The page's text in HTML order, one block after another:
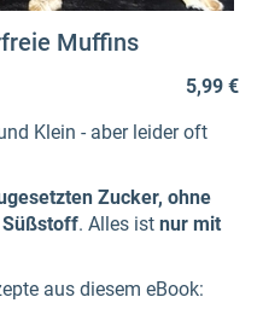
Muffins
5,99 €
Klein - aber leider oft
Zucker, ohne
. Alles ist nur mit
aus diesem eBook: